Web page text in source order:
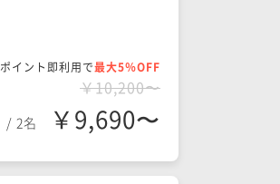
ポイント即利用で最大5％OFF
￥10,200〜
/ 2名 ￥9,690〜